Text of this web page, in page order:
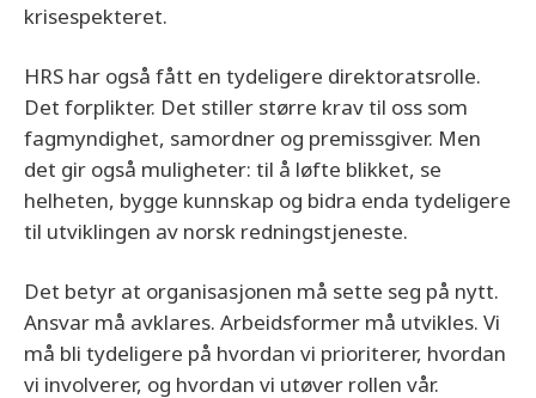
krisespekteret.
HRS har også fått en tydeligere direktoratsrolle.
Det forplikter. Det stiller større krav til oss som
fagmyndighet, samordner og premissgiver. Men
det gir også muligheter: til å løfte blikket, se
helheten, bygge kunnskap og bidra enda tydeligere
til utviklingen av norsk redningstjeneste.
Det betyr at organisasjonen må sette seg på nytt.
Ansvar må avklares. Arbeidsformer må utvikles. Vi
må bli tydeligere på hvordan vi prioriterer, hvordan
vi involverer, og hvordan vi utøver rollen vår.